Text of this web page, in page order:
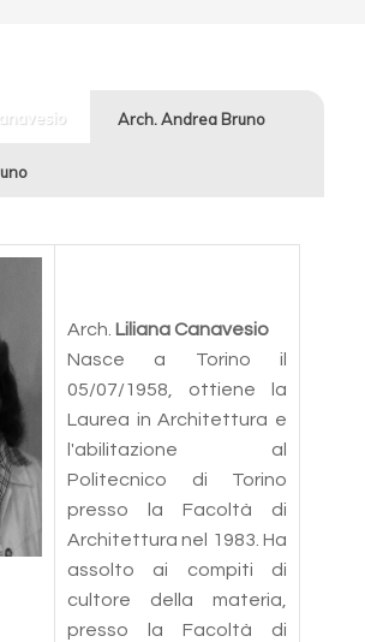
Arch. Andrea Bruno
Arch. Liliana Canavesio
Nasce a Torino il
05/07/1958, ottiene la
Laurea in Architettura e
l'abilitazione al
Politecnico di Torino
presso la Facoltà di
Architettura nel 1983. Ha
assolto ai compiti di
cultore della materia,
presso la Facoltà di